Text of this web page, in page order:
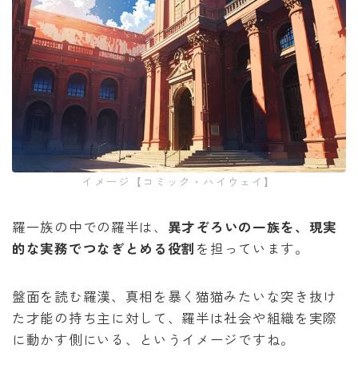
イメージ【コミック・ハイウェイ】
羅一族の中での羅半は、 異才ぞろいの一族を、現実
的な実務でつなぎとめる役割 を担っています。
盤面を読む羅漢、真相を暴く猫猫みたいな突き抜け
た才能の持ち主に対して、羅半は社会や組織を実際
に動かす側にいる、というイメージですね。